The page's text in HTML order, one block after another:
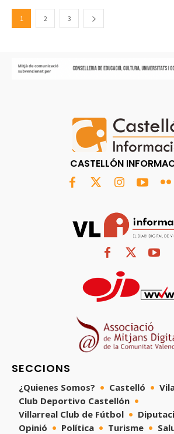
1 2 3
CASTELLÓN
SECCIONS
¿Quienes Somos? Castelló
Club Deportivo Castellón
Villarreal Club de Fútbol
Opinió
Política Turisme